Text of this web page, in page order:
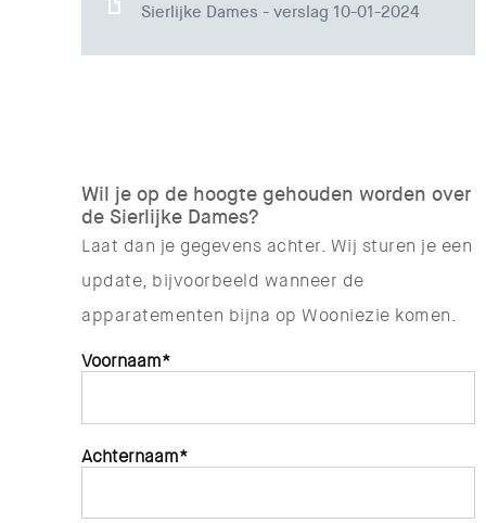
Sierlijke Dames - verslag 10-01-2024
Wil je op de hoogte gehouden worden over
de Sierlijke Dames?
Laat dan je gegevens achter. Wij sturen je een
update, bijvoorbeeld wanneer de
apparatementen bijna op Wooniezie komen.
Voornaam*
Achternaam*